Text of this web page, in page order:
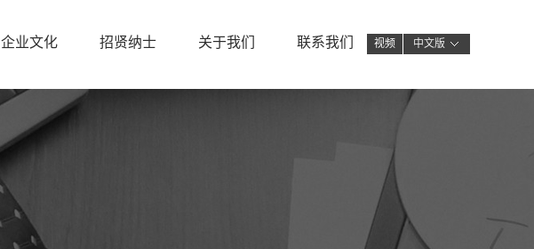
视频 中文版
企业文化 招贤纳士 关于我们 联系我们